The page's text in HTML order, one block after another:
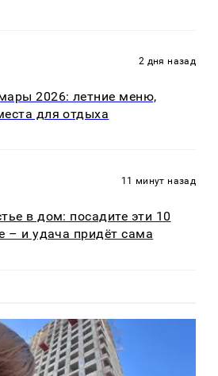
2 дня назад
2026: летние меню,
для отдыха
11 минут назад
в дом: посадите эти 10
– и удача придёт сама